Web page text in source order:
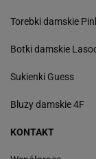
Torebki damskie
Botki damskie
Sukienki Guess
Bluzy damskie 4F
KONTAKT